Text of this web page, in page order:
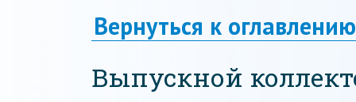
Вернуться к оглавлению
Выпускной